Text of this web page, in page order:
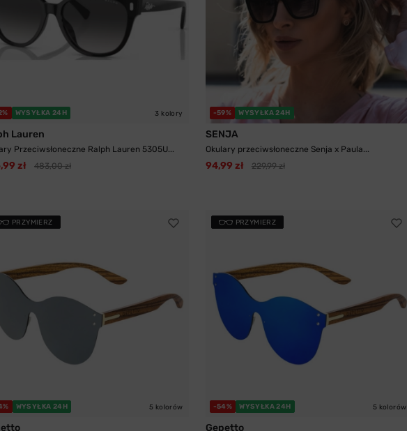
WYSYŁKA 24H 3 kolory
Lauren
Przeciwsłoneczne Ralph Lauren 5305U...
zł 483,00 zł
-59% WYSYŁKA 24H
SENJA
Okulary przeciwsłoneczne Senja x Paula...
94,99 zł 229,99 zł
PRZYMIERZ
WYSYŁKA 24H 5 kolorów
PRZYMIERZ
-54% WYSYŁKA 24H 5 kolorów
Gepetto